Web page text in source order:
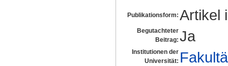
Publikationsform: Artikel
Begutachteter
Beitrag: Ja
Institutionen der
Universität: